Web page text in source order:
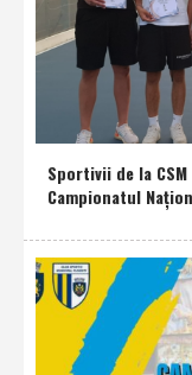
Sportivii de la
Campionatul